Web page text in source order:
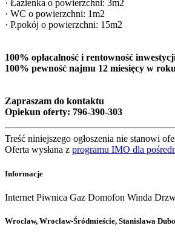
· Łazienka o powierzchni: 3m2
· WC o powierzchni: 1m2
· P.pokój o powierzchni: 15m2
100% opłacalność i rentowność
100% pewność najmu 12 miesięcy w
Zapraszam do kontaktu
Opiekun oferty: 796-390-303
Treść niniejszego ogłoszenia nie stanowi
Oferta wysłana z programu IMO dla
Informacje
Internet Piwnica Gaz Domofon Winda
Wrocław, Wrocław-Śródmieście, Stanisława